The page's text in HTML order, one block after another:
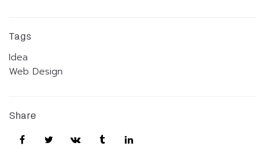
Tags
Idea
Web Design
Share